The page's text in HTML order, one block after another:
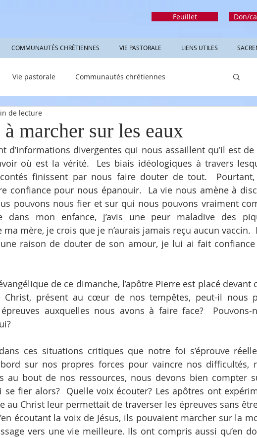
Feuillet Don/
COMMUNAUTÉS CHRÉTIENNES VIE PASTORALE LIENS UTILES
Vie pastorale Communautés chrétiennes
Informations utiles
marcher sur les eaux
de lecture
d’informations divergentes qui nous assaillent qu’il est
où est la vérité.  Les biais idéologiques à travers
finissent par nous faire douter de tout.  Pourtant,
confiance pour nous épanouir.  La vie nous amène à
pouvons nous fier et sur qui nous pouvons vraiment
dans mon enfance, j’avis une peur maladive des
ma mère, je crois que je n’aurais jamais reçu aucun vaccin.
raison de douter de son amour, je lui ai fait
de ce dimanche, l’apôtre Pierre est placé devant
Christ, présent au cœur de nos tempêtes, peut-il nous
auxquelles nous avons à faire face?  Pouvons-
dans ces situations critiques que notre foi s’éprouve
sur nos propres forces pour vaincre nos difficultés,
au bout de nos ressources, nous devons bien compter
se fier alors?  Quelle voix écouter? Les apôtres ont
au Christ leur permettait de traverser les épreuves sans
écoutant la voix de Jésus, ils pouvaient marcher sur la
vers une vie meilleure. Ils ont compris aussi qu’en